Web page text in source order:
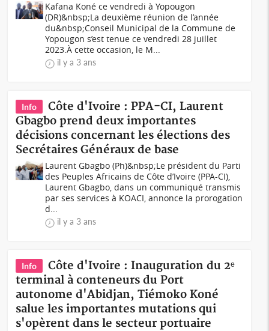
Kafana Koné ce vendredi à Yopougon
(DR)&nbsp;La deuxième réunion de l’année
du&nbsp;Conseil Municipal de la Commune de
Yopougon s’est tenue ce vendredi 28 juillet
2023.À cette occasion, le M...
il y a 3 ans
Info
Côte d'Ivoire : PPA-CI, Laurent
Gbagbo prend deux importantes
décisions concernant les élections des
Secrétaires Généraux de base
Laurent Gbagbo (Ph)&nbsp;Le président du Parti
des Peuples Africains de Côte d’Ivoire (PPA-CI),
Laurent Gbagbo, dans un communiqué transmis
par ses services à KOACI, annonce la prorogation
d...
il y a 3 ans
Info
Côte d'Ivoire : Inauguration du 2ᵉ
terminal à conteneurs du Port
autonome d'Abidjan, Tiémoko Koné
salue les importantes mutations qui
s'opèrent dans le secteur portuaire